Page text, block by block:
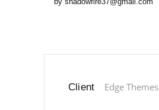
Client Edge Themes